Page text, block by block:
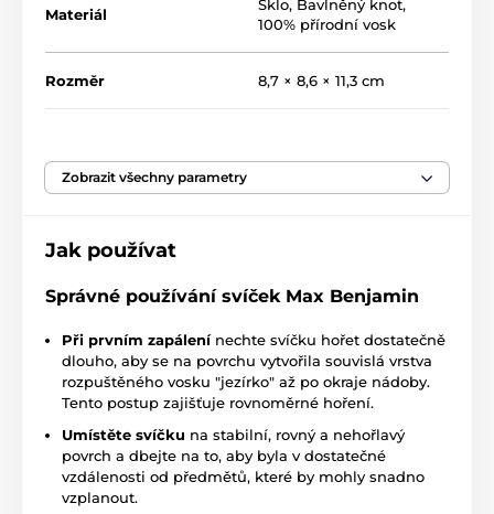
italský
. Nechte se unést krásnými
vůněmi Maxe Benjamina s minilmálnídobou hoření
Vůně FRENCH LINEN WATER
vychlazené Rosé. Obsahuje oleje z levandule,
sladkého pomeranče, petitgrain a některé svěží
Charakteristika vůně
Hlava
: bazalka, neroli, pomeranč
Základ
: vanilka, pačuli, pižmo
Materiál
Sklo, Bavlněný knot,
100% přírodní vosk
Rozměr 8,7 × 8,6 × 11,3 cm
Hmotnost 0,569 g
Doba hoření
Originální obal/balení Dárková krabička
Zobrazit všechny parametry
Jak používat
Správné používání svíček Max Benjamin
Při prvním zapálenínechte svíčku hořet dostatečně
dlouho, aby se na povrchu vytvořila souvislá vrstva
rozpuštěného vosku "jezírko" až po okraje nádoby.
Tento postup zajišťuje rovnoměrné hoření.
Umístěte svíčku na stabilní, rovný a nehořlavý
povrch a dbejte na to, aby byla v dostatečné
vzdálenosti od předmětů, které by mohly snadno
vzplanout.